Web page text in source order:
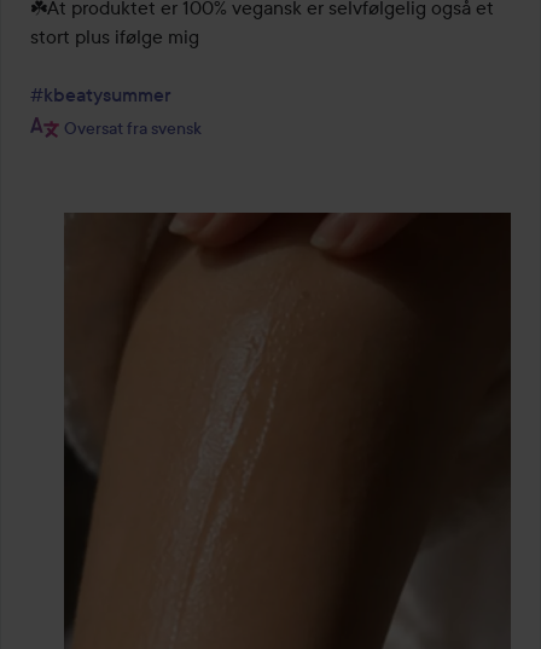
☘️At produktet er 100% vegansk er selvfølgelig også et
stort plus ifølge mig
#kbeatysummer
Oversat fra svensk